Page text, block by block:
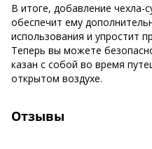
В итоге, добавление чехла-
обеспечит ему
использования и упростит
Теперь вы можете
казан с собой во время
открытом воздухе.
Отзывы